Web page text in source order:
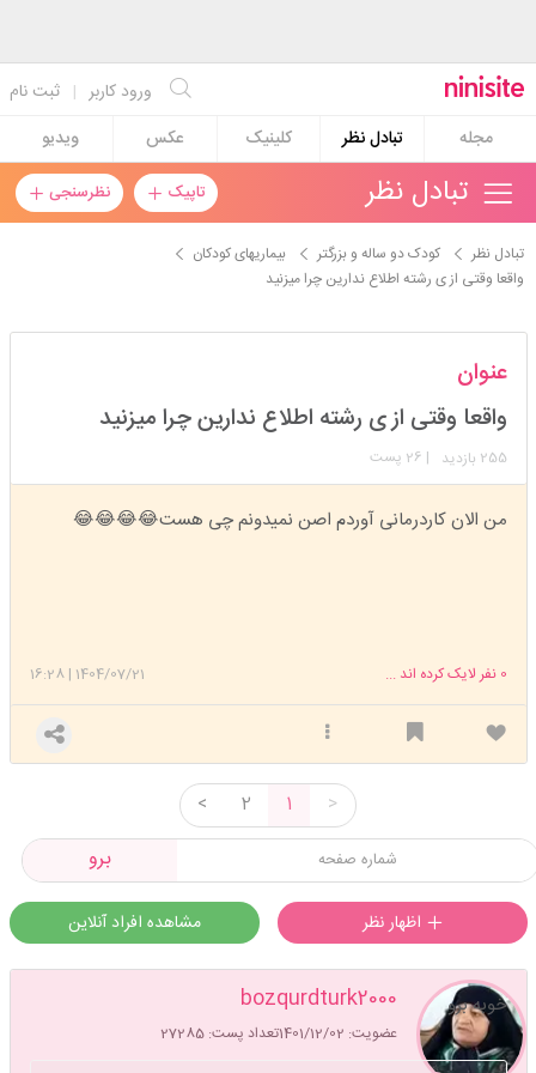
ثبت نام | ورود کاربر
مجله
تبادل نظر کلینیک عکس ویدیو
تاپیک نظرسنجی تبادل نظر
تبادل نظر کودک دو ساله و بزرگتر
بیماریهای کودکان
واقعا وقتی از ی رشته اطلاع ندارین چرا میزنید
عضویت: 1404/01/09 تعداد پست: 1483
عنوان
واقعا وقتی از ی رشته اطلاع ندارین چرا میزنید
255 بازدید | 26 پست
من الان کاردرمانی آوردم اصن نمیدونم چی هست😂😂😂😂
1404/07/21
|
16:28 0 نفر لایک کرده اند ...
>
1
2
<
برو
مشاهده افراد آنلاین
bozqurdturk2000
عضویت: 1401/12/02 تعداد پست: 27285
خوبه برو